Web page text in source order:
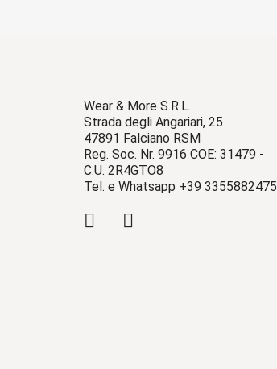
Wear & More S.R.L.
Strada degli Angariari, 25
47891 Falciano RSM
Reg. Soc. Nr. 9916 COE: 31479 -
C.U. 2R4GTO8
Tel. e Whatsapp +39 3355882475